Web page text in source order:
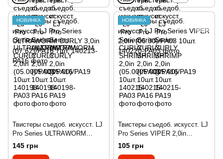
НОВИНКА
Твистеры съедоб. искусст. LJ
Pro Series ULTRAWORM
CURLY 3,0in (07.62)/PA16 7шт.
145 грн
НОВИНКА
Твистеры съедоб. искусст. LJ
Pro Series VIPER 2,0in
(05.00)/PA03 10шт.
105 грн